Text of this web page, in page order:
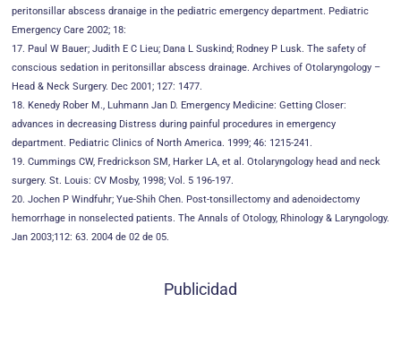
peritonsillar abscess dranaige in the pediatric emergency department. Pediatric
Emergency Care 2002; 18:
17. Paul W Bauer; Judith E C Lieu; Dana L Suskind; Rodney P Lusk. The safety of
conscious sedation in peritonsillar abscess drainage. Archives of Otolaryngology –
Head & Neck Surgery. Dec 2001; 127: 1477.
18. Kenedy Rober M., Luhmann Jan D. Emergency Medicine: Getting Closer:
advances in decreasing Distress during painful procedures in emergency
department. Pediatric Clinics of North America. 1999; 46: 1215-241.
19. Cummings CW, Fredrickson SM, Harker LA, et al. Otolaryngology head and neck
surgery. St. Louis: CV Mosby, 1998; Vol. 5 196-197.
20. Jochen P Windfuhr; Yue-Shih Chen. Post-tonsillectomy and adenoidectomy
hemorrhage in nonselected patients. The Annals of Otology, Rhinology & Laryngology.
Jan 2003;112: 63. 2004 de 02 de 05.
Publicidad